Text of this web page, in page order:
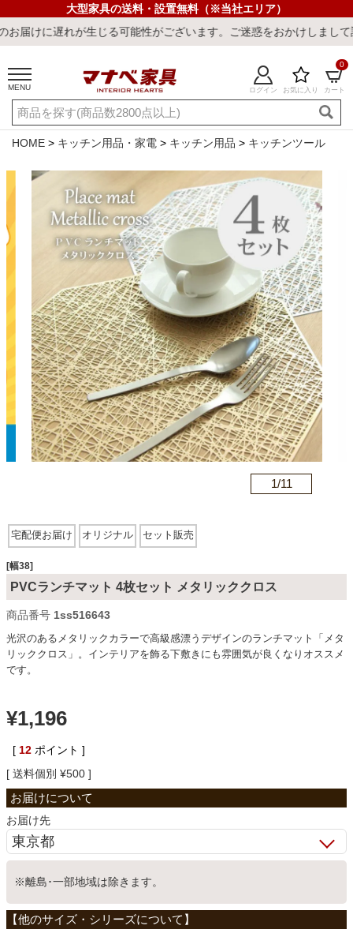
大型家具の送料・設置無料（※当社エリア）
生じる可能性がございます。ご迷惑をおかけしまして誠に申し訳
MENU ログイン お気に入り カート
0
ご利用ガイド 新規会員登録
店舗一覧 閲覧履歴
キーワード・商品番号で探す
最短発送 冷感ラグ 冷感寝具 ワークデスク ウィルトンラ
カテゴリから探す
ソファ
椅子・チェア
収納家具
HOME キッチン用品・家電 キッチン用品 キッチンツール
1/11
宅配便お届け オリジナル セット販売
[幅38]
PVCランチマット 4枚セット メタリッククロス
商品番号 1ss516643
光沢のあるメタリックカラーで高級感漂うデザインのランチマット「メタ
リッククロス」。インテリアを飾る下敷きにも雰囲気が良くなりオススメ
です。
¥1,196
[ 12 ポイント ]
送料個別 ¥500
お届け先
※離島･一部地域は除きます。